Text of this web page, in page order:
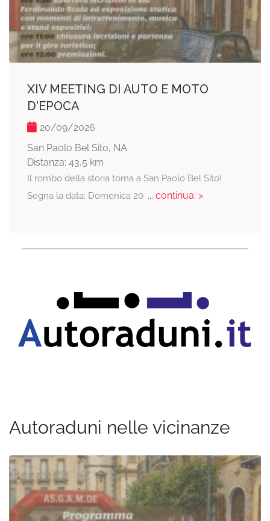
XIV MEETING DI AUTO E MOTO
D'EPOCA
20/09/2026
San Paolo Bel Sito, NA
Distanza: 43,5 km
Il rombo della storia torna a San Paolo Bel Sito!
Segna la data: Domenica 20... continua: >
Autoraduni nelle vicinanze